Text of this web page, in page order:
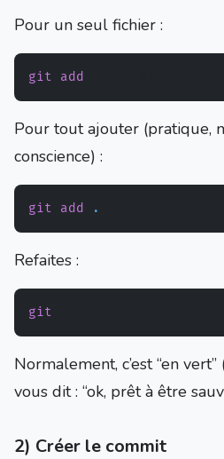
Pour un seul fichier :
git add
Pour tout ajouter (pratique,
conscience) :
git add .
Refaites :
git
Normalement, c’est “en
vous dit : “ok, prêt à être
2) Créer le commit